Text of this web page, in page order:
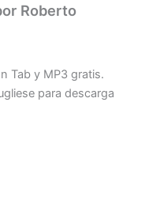
Roberto
Tab y MP3 gratis.
para descarga